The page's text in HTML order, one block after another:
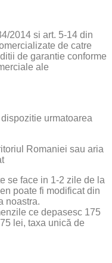
2014 si art. 5-14 din
de catre
de garantie conforme
ale
urmatoarea
Romaniei sau aria
se face in 1-2 zile de la
poate fi modificat din
noastra.
ce depasesc 175
lei, taxa unică de